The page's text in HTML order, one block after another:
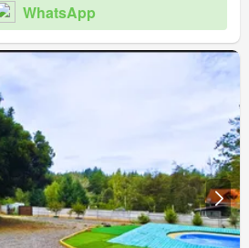
WhatsApp